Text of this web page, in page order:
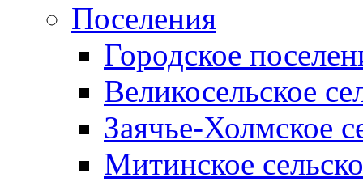
Поселения
Городское
Великосельское
Заячье-Холмское
Митинское